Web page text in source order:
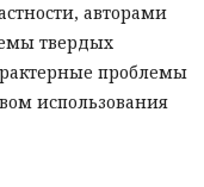
авторами
твердых
проблемы
использования